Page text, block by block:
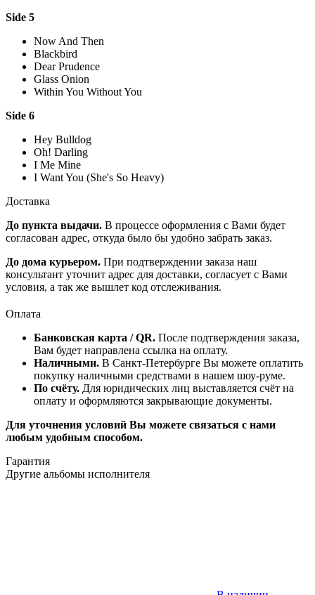
Side 5
Now And Then
Blackbird
Dear Prudence
Glass Onion
Within You Without You
Side 6
Hey Bulldog
Oh! Darling
I Me Mine
I Want You (She's So Heavy)
Доставка
До пункта выдачи. В процессе оформления с Вами будет
согласован адрес, откуда было бы удобно забрать заказ.
До дома курьером. При подтверждении заказа наш
консультант уточнит адрес для доставки, согласует с Вами
условия, а так же вышлет код отслеживания.
Оплата
Банковская карта / QR. После подтверждения заказа,
Вам будет направлена ссылка на оплату.
Наличными. В Санкт-Петербурге Вы можете оплатить
покупку наличными средствами в нашем шоу-руме.
По счёту. Для юридических лиц выставляется счёт на
оплату и оформляются закрывающие документы.
Для уточнения условий Вы можете связаться с нами
любым удобным способом.
Гарантия
Другие альбомы исполнителя